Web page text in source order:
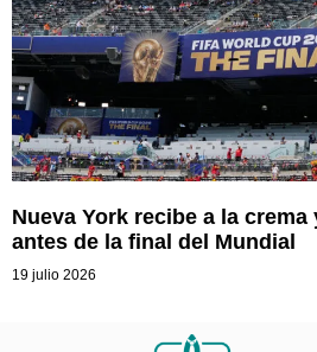
Nueva York recibe a la crema
antes de la final del Mundial
19 julio 2026